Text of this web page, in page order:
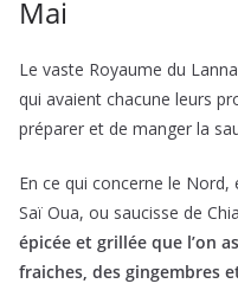
Mai
Le vaste Royaume du
qui avaient chacune leurs
préparer et de manger la
En ce qui concerne le
Saï Oua, ou saucisse de
épicée et grillée que l’on
fraiches, des gingembres